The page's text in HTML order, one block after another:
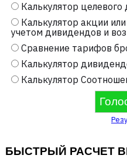
Калькулятор целевого
Калькулятор акции
учетом дивидендов и
Сравнение тарифов
Калькулятор
Калькулятор
БЫСТРЫЙ РАСЧЕТ